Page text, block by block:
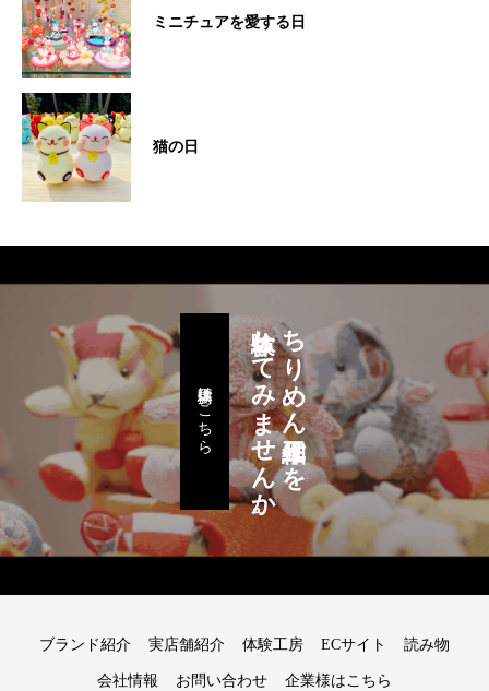
ミニチュアを愛する日
猫の日
ちりめん細工作りを
体験してみませんか。
体験工房はこちら
ブランド紹介 実店舗紹介 体験工房 ECサイト 読み物
会社情報 お問い合わせ 企業様はこちら